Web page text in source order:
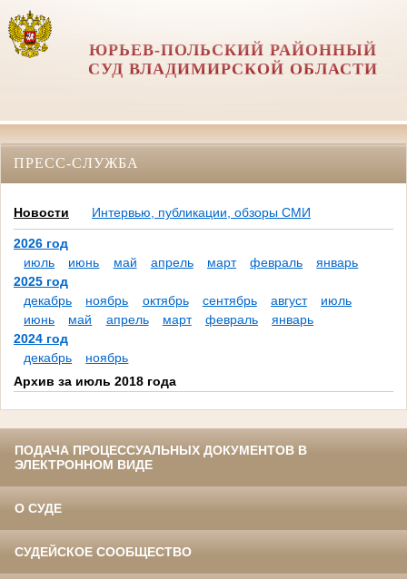
ЮРЬЕВ-ПОЛЬСКИЙ РАЙОННЫЙ
СУД ВЛАДИМИРСКОЙ ОБЛАСТИ
ПРЕСС-СЛУЖБА
Новости Интервью, публикации, обзоры СМИ
2026 год
июль
июнь май апрель март февраль
январь
2025 год
декабрь
ноябрь октябрь сентябрь август
июль
июнь
май апрель март февраль
январь
2024 год
декабрь
ноябрь
Архив за июль 2018 года
ПОДАЧА ПРОЦЕССУАЛЬНЫХ ДОКУМЕНТОВ В
ЭЛЕКТРОННОМ ВИДЕ
О СУДЕ
СУДЕЙСКОЕ СООБЩЕСТВО